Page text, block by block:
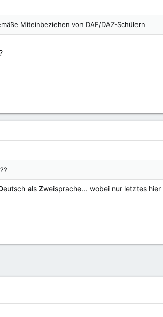
Miteinbeziehen von DAF/DAZ-Schülern
eutsch als Zweisprache... wobei nur letztes